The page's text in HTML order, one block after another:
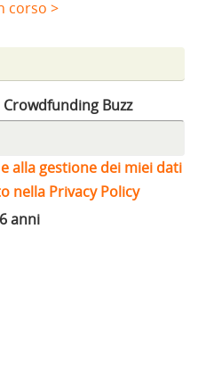
corso >
Buzz
alla gestione dei miei dati
nella Privacy Policy
anni